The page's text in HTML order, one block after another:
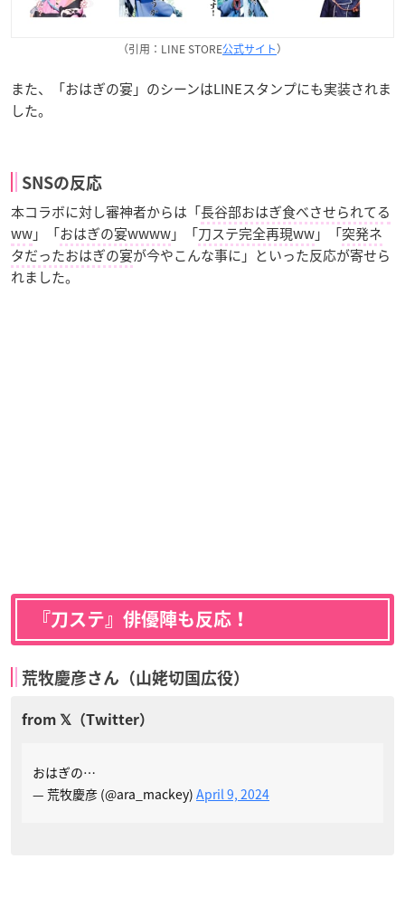
（引用：LINE STORE公式サイト）
また、「おはぎの宴」のシーンはLINEスタンプにも実装されま
した。
SNSの反応
本コラボに対し審神者からは「長谷部おはぎ食べさせられてる
ww」「おはぎの宴wwww」「刀ステ完全再現ww」「突発ネ
タだったおはぎの宴が今やこんな事に」といった反応が寄せら
れました。
『刀ステ』俳優陣も反応！
荒牧慶彦さん（山姥切国広役）
おはぎの…
— 荒牧慶彦 (@ara_mackey) April 9, 2024